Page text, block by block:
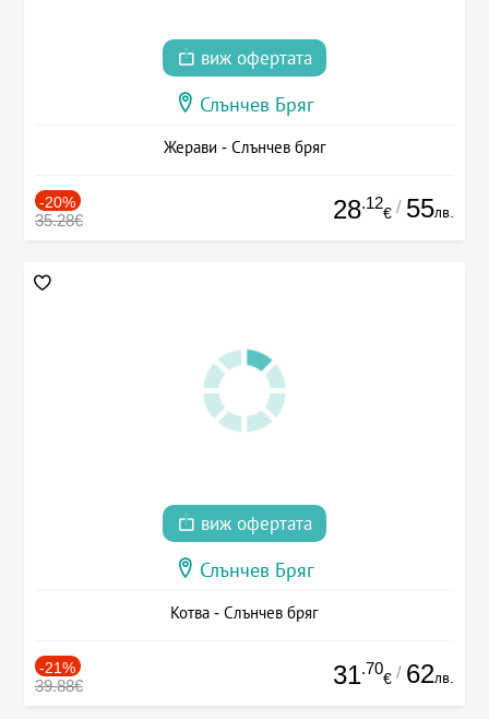
виж офертата
Слънчев Бряг
Жерави - Слънчев бряг
-20%
35.28€ 28.12
€ / 55лв.
виж офертата
Слънчев Бряг
Котва - Слънчев бряг
-21%
39.88€ 31.70
€ / 62лв.